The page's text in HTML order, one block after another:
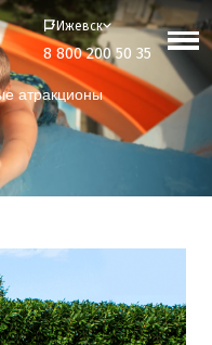
Ижевск
8 800 200 50 35
атракционы